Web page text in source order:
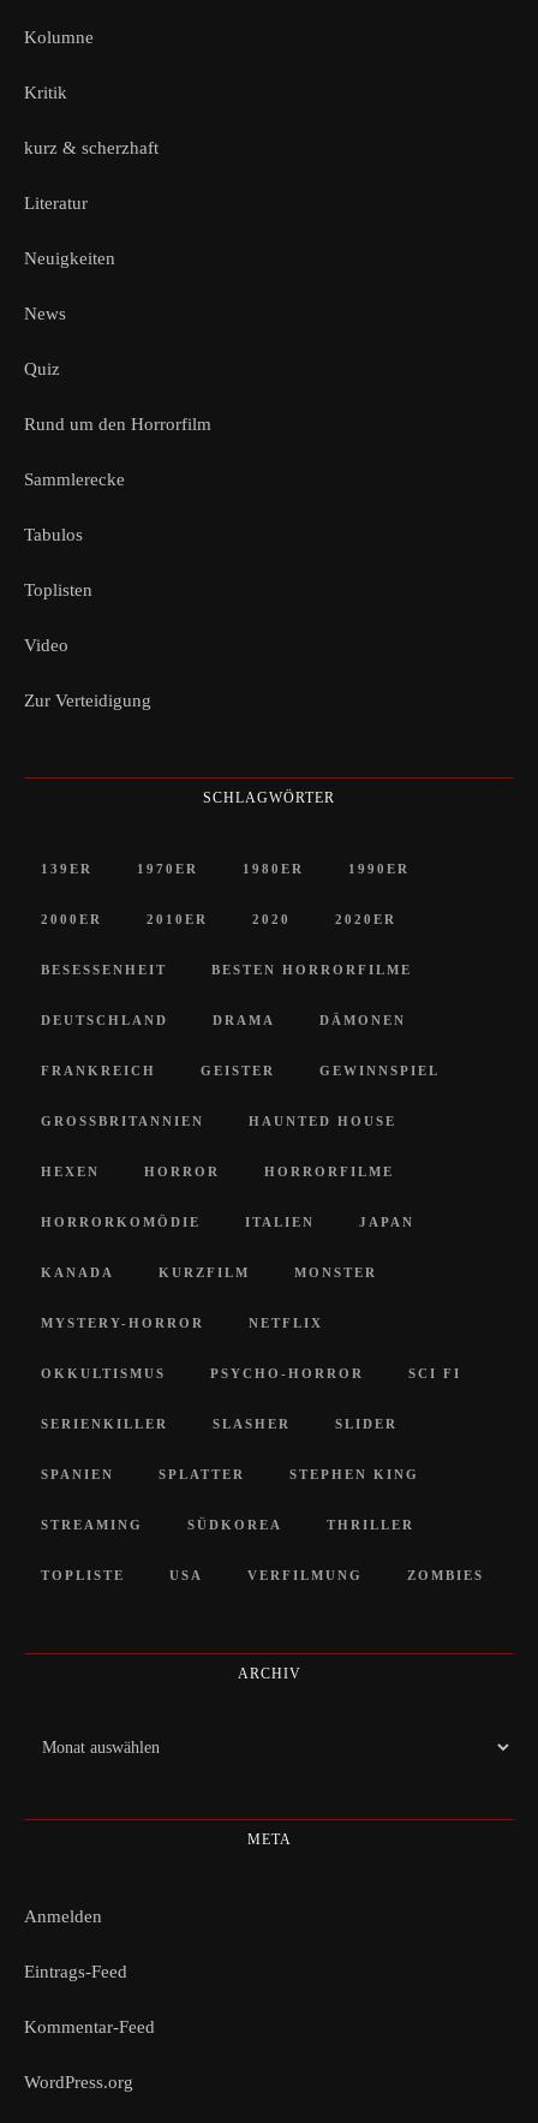
Kolumne
Kritik
kurz & scherzhaft
Literatur
Neuigkeiten
News
Quiz
Rund um den Horrorfilm
Sammlerecke
Tabulos
Toplisten
Video
Zur Verteidigung
SCHLAGWÖRTER
139ER 1970ER 1980ER 1990ER
2000ER 2010ER 2020 2020ER
BESESSENHEIT BESTEN HORRORFILME
DEUTSCHLAND DRAMA DÄMONEN
FRANKREICH GEISTER GEWINNSPIEL
GROSSBRITANNIEN HAUNTED HOUSE
HEXEN HORROR HORRORFILME
HORRORKOMÖDIE ITALIEN JAPAN
KANADA KURZFILM MONSTER
MYSTERY-HORROR NETFLIX
OKKULTISMUS PSYCHO-HORROR SCI FI
SERIENKILLER SLASHER SLIDER
SPANIEN SPLATTER STEPHEN KING
STREAMING SÜDKOREA THRILLER
TOPLISTE USA VERFILMUNG ZOMBIES
ARCHIV
Archiv
META
Anmelden
Eintrags-Feed
Kommentar-Feed
WordPress.org